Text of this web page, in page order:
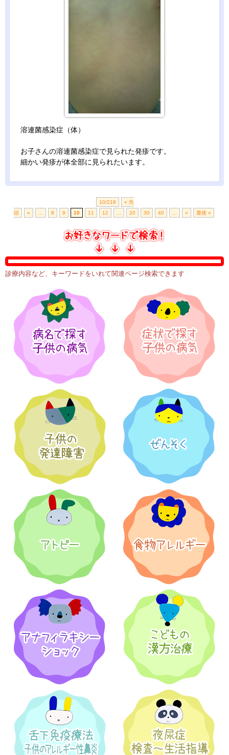
溶連菌感染症（体）
お子さんの溶連菌感染症で見られた発疹です。
細かい発疹が体全部に見られたいます。
10/218
« 先
頭
« 8 9 10 11 12 20 30 40 » 最後 »
診療内容など、キーワードをいれて関連ページ検索できます